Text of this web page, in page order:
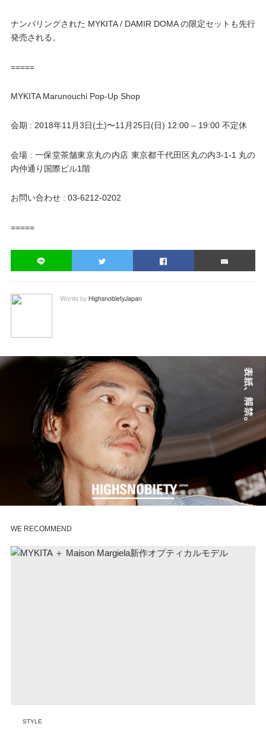
ナンバリングされた MYKITA / DAMIR DOMA の限定セットも先行
発売される。
=====
MYKITA Marunouchi Pop-Up Shop
会期 : 2018年11月3日(土)〜11月25日(日) 12:00 – 19:00 不定休
会場 : 一保堂茶舗東京丸の内店 東京都千代田区丸の内3-1-1 丸の
内仲通り国際ビル1階
お問い合わせ : 03-6212-0202
=====
Words by HighsnobietyJapan
WE RECOMMEND
STYLE